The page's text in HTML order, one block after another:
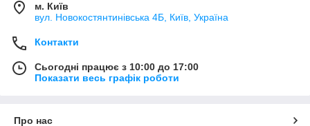
м. Київ
вул. Новокостянтинівська 4Б, Київ, Україна
Контакти
Сьогодні працює з 10:00 до 17:00
Показати весь графік роботи
Про нас